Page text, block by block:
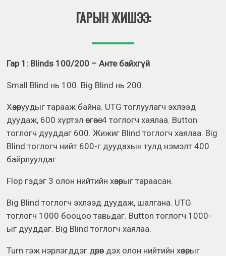
ГАРЫН ЖИШЭЭ:
Гар 1: Blinds 100/200 – Анте байхгүй
Small Blind нь 100. Big Blind нь 200.
Хөзөруудыг тарааж байна. UTG тоглуулагч эхлээд
дуудаж, 600 хүртэл өсгөнө. 4 тоглогч хаялаа. Button
тоглогч дууддаг 600. Жижиг Blind тоглогч хаялаа. Big
Blind тоглогч нийт 600-г дуудахын тулд нэмэлт 400
байрлуулдаг.
Flop гэдэг 3 олон нийтийн хөзөрыг тараасан.
Big Blind тоглогч эхлээд дуудаж, шалгана. UTG
тоглогч 1000 бооцоо тавьдаг. Button тоглогч 1000-
ыг дууддаг. Big Blind тоглогч хаялаа.
Turn гэж нэрлэгддэг дөрөв дэх олон нийтийн хөзөрыг